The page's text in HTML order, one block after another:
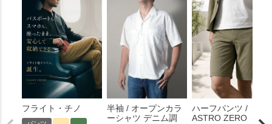
フライト・チノ
半袖 / オープンカラ
ーシャツ デニム調
ハーフパンツ /
ASTRO ZERO （ア